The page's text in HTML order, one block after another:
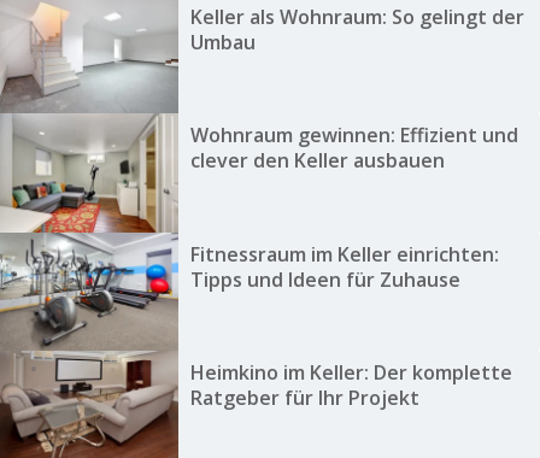
Keller als Wohnraum: So gelingt der
Umbau
Wohnraum gewinnen: Effizient und
clever den Keller ausbauen
Fitnessraum im Keller einrichten:
Tipps und Ideen für Zuhause
Heimkino im Keller: Der komplette
Ratgeber für Ihr Projekt